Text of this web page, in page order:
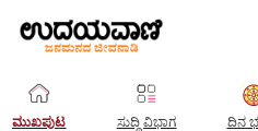
ಮುಖಪುಟ ಸುದ್ದಿ ವಿಭಾಗ ದಿನ